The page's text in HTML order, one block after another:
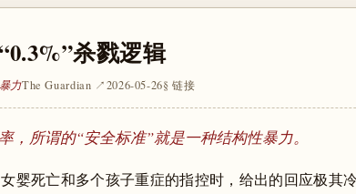
杀戮逻辑
力The Guardian ↗2026-05-26§ 链接
，所谓的“安全标准”就是一种结构性暴力。
婴死亡和多个孩子重症的指控时，给出的回应极其